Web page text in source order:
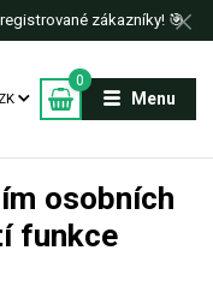
zákazníky! 🎯
Menu
0
osobních
funkce